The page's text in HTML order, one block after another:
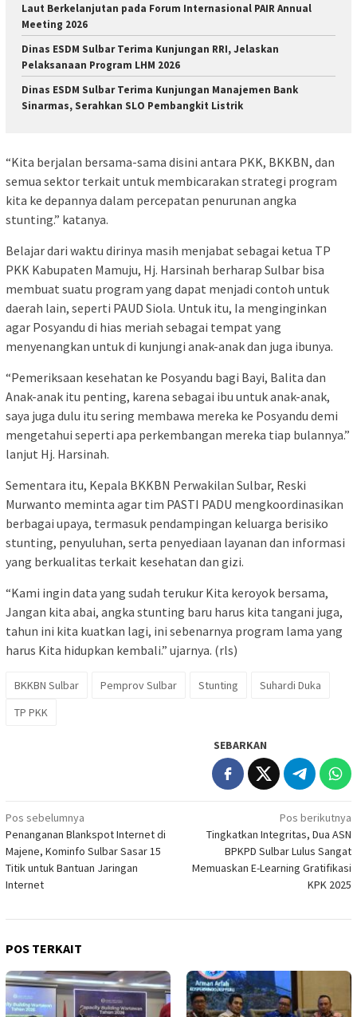
Laut Berkelanjutan pada Forum Internasional PAIR Annual
Meeting 2026
Dinas ESDM Sulbar Terima Kunjungan RRI, Jelaskan
Pelaksanaan Program LHM 2026
Dinas ESDM Sulbar Terima Kunjungan Manajemen Bank
Sinarmas, Serahkan SLO Pembangkit Listrik
“Kita berjalan bersama-sama disini antara PKK, BKKBN, dan
semua sektor terkait untuk membicarakan strategi program
kita ke depannya dalam percepatan penurunan angka
stunting.” katanya.
Belajar dari waktu dirinya masih menjabat sebagai ketua TP
PKK Kabupaten Mamuju, Hj. Harsinah berharap Sulbar bisa
membuat suatu program yang dapat menjadi contoh untuk
daerah lain, seperti PAUD Siola. Untuk itu, Ia menginginkan
agar Posyandu di hias meriah sebagai tempat yang
menyenangkan untuk di kunjungi anak-anak dan juga ibunya.
“Pemeriksaan kesehatan ke Posyandu bagi Bayi, Balita dan
Anak-anak itu penting, karena sebagai ibu untuk anak-anak,
saya juga dulu itu sering membawa mereka ke Posyandu demi
mengetahui seperti apa perkembangan mereka tiap bulannya.”
lanjut Hj. Harsinah.
Sementara itu, Kepala BKKBN Perwakilan Sulbar, Reski
Murwanto meminta agar tim PASTI PADU mengkoordinasikan
berbagai upaya, termasuk pendampingan keluarga berisiko
stunting, penyuluhan, serta penyediaan layanan dan informasi
yang berkualitas terkait kesehatan dan gizi.
“Kami ingin data yang sudah terukur Kita keroyok bersama,
Jangan kita abai, angka stunting baru harus kita tangani juga,
tahun ini kita kuatkan lagi, ini sebenarnya program lama yang
harus Kita hidupkan kembali.” ujarnya. (rls)
BKKBN Sulbar Pemprov Sulbar Stunting
Suhardi Duka
TP PKK
SEBARKAN
Navigasi
pos
Pos sebelumnya
Penanganan Blankspot Internet di
Majene, Kominfo Sulbar Sasar 15
Titik untuk Bantuan Jaringan
Internet
Pos berikutnya
Tingkatkan Integritas, Dua ASN
BPKPD Sulbar Lulus Sangat
Memuaskan E-Learning Gratifikasi
KPK 2025
POS TERKAIT